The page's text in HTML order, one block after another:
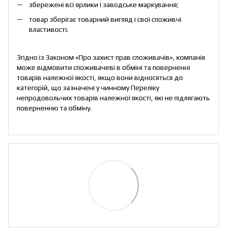
збережені всі ярлики і заводське маркування;
товар зберігає товарний вигляд і свої споживчі
властивості.
Згідно із Законом «Про захист прав споживачів», компанія
може відмовити споживачеві в обміні та поверненні
товарів належної якості, якщо вони відносяться до
категорій, що зазначені у чинномуПереліку
непродовольчих товарів належної якості, які не підлягають
поверненню та обміну.